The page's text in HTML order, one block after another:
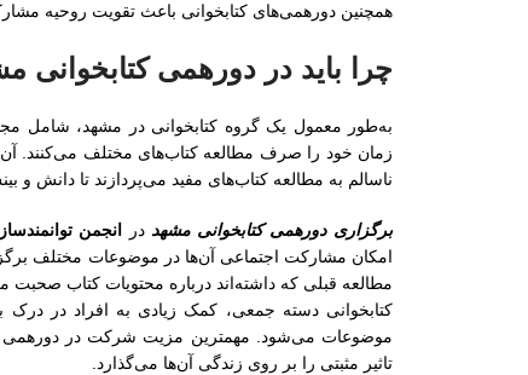
همچنین دورهمی‌های کتابخوانی باعث تقویت روحیه
چرا باید در دورهمی
به‌طور معمول یک گروه کتابخوانی در مشهد، شامل
زمان خود را صرف مطالعه کتاب‌های مختلف می‌کنند.
ناسالم به مطالعه کتاب‌های مفید می‌پردازند تا دانش
برگزاری دورهمی کتابخوانی مشهد در انجمن
امکان مشارکت اجتماعی آن‌ها در موضوعات مختلف
مطالعه قبلی که داشته‌اند درباره محتویات کتاب صحبت
کتابخوانی دسته جمعی، کمک زیادی به افراد در درک
موضوعات می‌شود. مهمترین مزیت شرکت در دورهمی
تاثیر مثبتی را بر روی زندگی آن‌ها می‌گذارد.